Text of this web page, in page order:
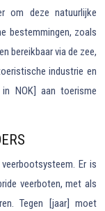
om deze natuurlijke
bestemmingen, zoals
bereikbaar via de zee,
industrie en
NOK] aan toerisme
Er is
veerboten, met als
Tegen [jaar] moet